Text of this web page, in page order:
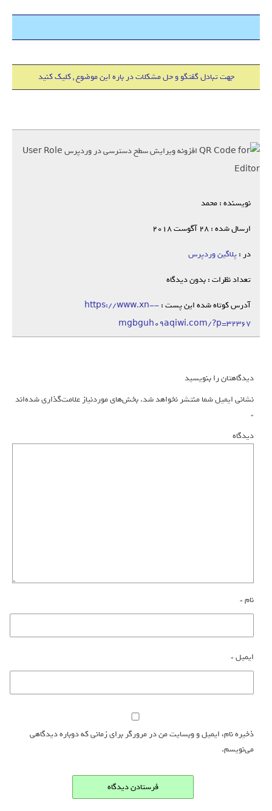
جهت تبادل گفتگو و حل مشکلات در باره این موضوع , کلیک کنید
نویسنده : محمد
ارسال شده : 28 آگوست 2018
در :پلاگین وردپرس
تعداد نظرات : بدون دیدگاه
آدرس کوتاه شده این پست :https://www.xn--
mgbguh09aqiwi.com/?p=32367
دیدگاهتان را بنویسید
نشانی ایمیل شما منتشر نخواهد شد.بخش‌های موردنیاز علامت‌گذاری شده‌اند
*
دیدگاه
نام*
ایمیل*
ذخیره نام، ایمیل و وبسایت من در مرورگر برای زمانی که دوباره دیدگاهی
می‌نویسم.